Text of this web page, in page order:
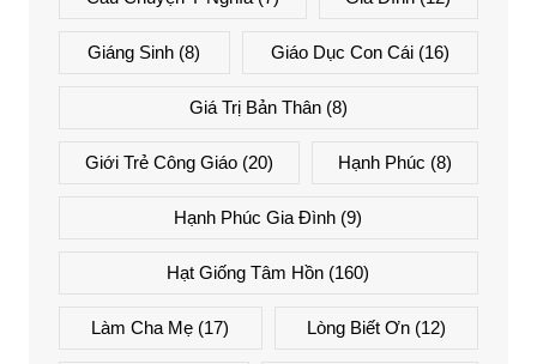
Giáng Sinh (8) Giáo Dục Con Cái(16)
Giá Trị Bản Thân(8)
Giới Trẻ Công Giáo(20) Hạnh Phúc (8)
Hạnh Phúc Gia Đình (9)
Hạt Giống Tâm Hồn (160)
Làm Cha Mẹ (17) Lòng Biết Ơn(12)